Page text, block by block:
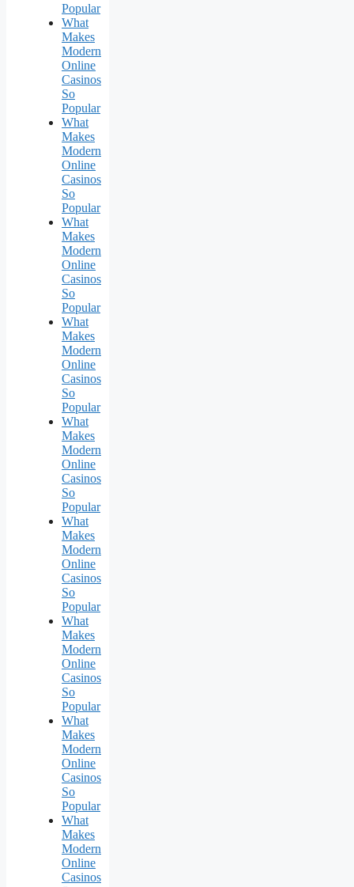
Popular
What
Makes
Modern
Online
Casinos
So
Popular
What
Makes
Modern
Online
Casinos
So
Popular
What
Makes
Modern
Online
Casinos
So
Popular
What
Makes
Modern
Online
Casinos
So
Popular
What
Makes
Modern
Online
Casinos
So
Popular
What
Makes
Modern
Online
Casinos
So
Popular
What
Makes
Modern
Online
Casinos
So
Popular
What
Makes
Modern
Online
Casinos
So
Popular
What
Makes
Modern
Online
Casinos